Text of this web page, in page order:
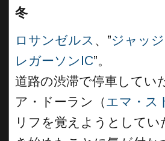
冬
ロサンゼルス 、”ジャッ
レガーソンIC”。
道路の渋滞で停車してい
ア・ドーラン（エマ・ス
リフを覚えようとして